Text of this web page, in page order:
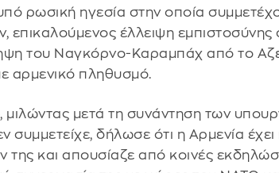
ρωσική ηγεσία στην οποία
επικαλούμενος έλλειψη
του Ναγκόρνο-Καραμπάχ από το
αρμενικό πληθυσμό.
μετά τη συνάντηση των
συμμετείχε, δήλωσε ότι η Αρμενία
της και απουσίαζε από κοινές